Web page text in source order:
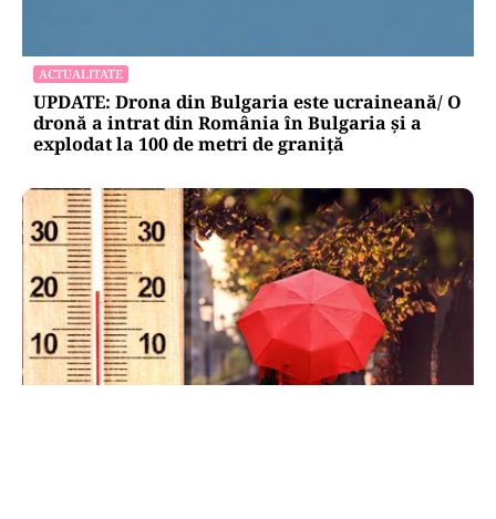
ACTUALITATE
UPDATE: Drona din Bulgaria este ucraineană/ O
dronă a intrat din România în Bulgaria şi a
explodat la 100 de metri de graniţă